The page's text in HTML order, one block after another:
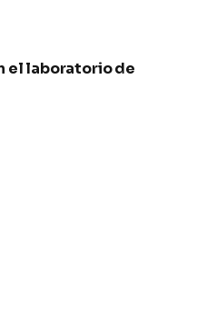
el laboratorio de